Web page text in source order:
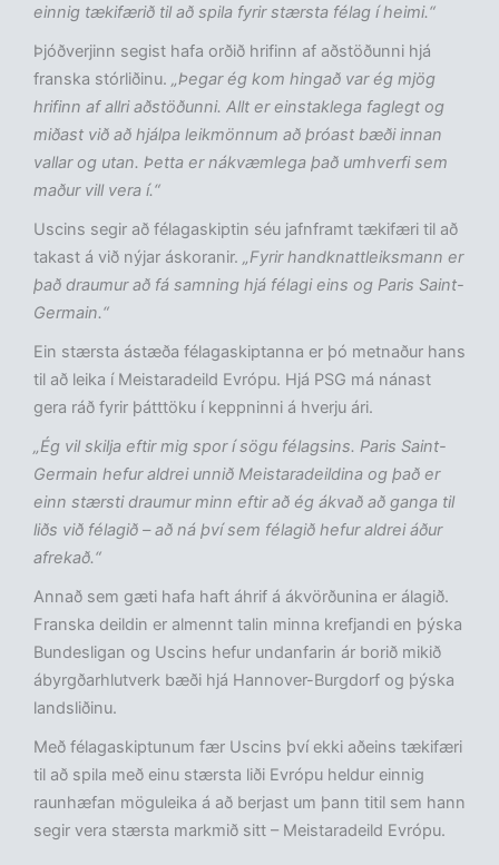
einnig tækifærið til að spila fyrir stærsta félag í heimi.“
Þjóðverjinn segist hafa orðið hrifinn af aðstöðunni hjá
franska stórliðinu. „Þegar ég kom hingað var ég mjög
hrifinn af allri aðstöðunni. Allt er einstaklega faglegt og
miðast við að hjálpa leikmönnum að þróast bæði innan
vallar og utan. Þetta er nákvæmlega það umhverfi sem
maður vill vera í.“
Uscins segir að félagaskiptin séu jafnframt tækifæri til að
takast á við nýjar áskoranir. „Fyrir handknattleiksmann er
það draumur að fá samning hjá félagi eins og Paris Saint-
Germain.“
Ein stærsta ástæða félagaskiptanna er þó metnaður hans
til að leika í Meistaradeild Evrópu. Hjá PSG má nánast
gera ráð fyrir þátttöku í keppninni á hverju ári.
„Ég vil skilja eftir mig spor í sögu félagsins. Paris Saint-
Germain hefur aldrei unnið Meistaradeildina og það er
einn stærsti draumur minn eftir að ég ákvað að ganga til
liðs við félagið – að ná því sem félagið hefur aldrei áður
afrekað.“
Annað sem gæti hafa haft áhrif á ákvörðunina er álagið.
Franska deildin er almennt talin minna krefjandi en þýska
Bundesligan og Uscins hefur undanfarin ár borið mikið
ábyrgðarhlutverk bæði hjá Hannover-Burgdorf og þýska
landsliðinu.
Með félagaskiptunum fær Uscins því ekki aðeins tækifæri
til að spila með einu stærsta liði Evrópu heldur einnig
raunhæfan möguleika á að berjast um þann titil sem hann
segir vera stærsta markmið sitt – Meistaradeild Evrópu.